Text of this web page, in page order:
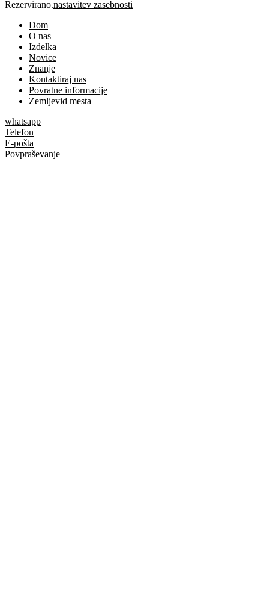
Rezervirano.nastavitev zasebnosti
Dom
O nas
Izdelka
Novice
Znanje
Kontaktiraj nas
Povratne informacije
Zemljevid mesta
whatsapp
Telefon
E-pošta
Povpraševanje